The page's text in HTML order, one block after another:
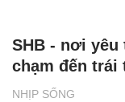
NHỊP SỐNG
SHB - nơi
chạm đến trái